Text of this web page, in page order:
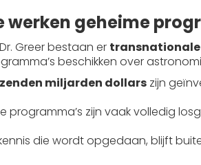
werken geheime
Greer bestaan er transnationale
beschikken over
miljarden dollars zijn
programma’s zijn vaak volledig
die wordt opgedaan, blijft